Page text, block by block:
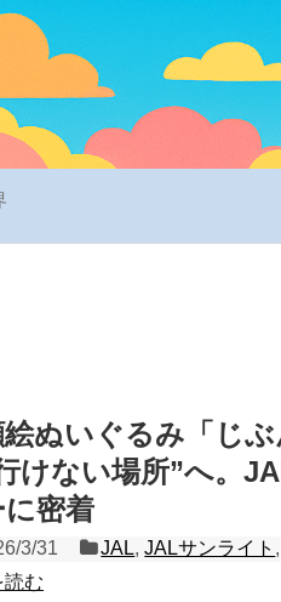
ぬいぐるみ「じ
けない場所”へ。
に密着
3/31 JAL,JALサンライト ,
読む